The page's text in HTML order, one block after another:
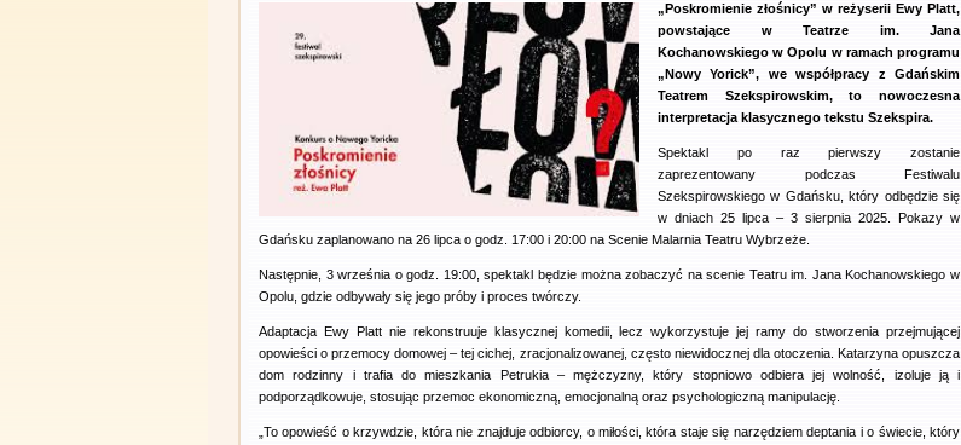
„Poskromienie złośnicy” w reżyserii Ewy Platt,
powstające w Teatrze im. Jana
Kochanowskiego w Opolu w ramach programu
„Nowy Yorick”, we współpracy z Gdańskim
Teatrem Szekspirowskim, to nowoczesna
interpretacja klasycznego tekstu Szekspira.
Spektakl po raz pierwszy zostanie
zaprezentowany podczas Festiwalu
Szekspirowskiego w Gdańsku, który odbędzie się
w dniach 25 lipca – 3 sierpnia 2025. Pokazy w
Gdańsku zaplanowano na 26 lipca o godz. 17:00 i 20:00 na Scenie Malarnia Teatru Wybrzeże.
Następnie, 3 września o godz. 19:00, spektakl będzie można zobaczyć na scenie Teatru im. Jana Kochanowskiego w
Opolu, gdzie odbywały się jego próby i proces twórczy.
Adaptacja Ewy Platt nie rekonstruuje klasycznej komedii, lecz wykorzystuje jej ramy do stworzenia przejmującej
opowieści o przemocy domowej – tej cichej, zracjonalizowanej, często niewidocznej dla otoczenia. Katarzyna opuszcza
dom rodzinny i trafia do mieszkania Petrukia – mężczyzny, który stopniowo odbiera jej wolność, izoluje ją i
podporządkowuje, stosując przemoc ekonomiczną, emocjonalną oraz psychologiczną manipulację.
„To opowieść o krzywdzie, która nie znajduje odbiorcy, o miłości, która staje się narzędziem deptania i o świecie, który